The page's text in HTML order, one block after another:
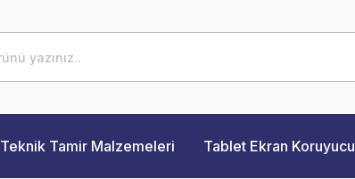
Teknik Tamir Malzemeleri Tablet Ekran Koruyucu